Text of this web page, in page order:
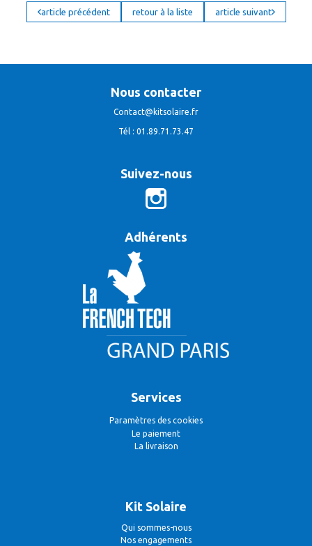
article précédent retour à la liste article suivant
Nous contacter
Contact@kitsolaire.fr
Tél : 01.89.71.73.47
Suivez-nous
Adhérents
Services
Paramètres des cookies
Le paiement
La livraison
Kit Solaire
Qui sommes-nous
Nos engagements